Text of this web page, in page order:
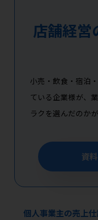
店舗経営
小売・飲食・宿泊
ている企業様が、
ラクを選んだのか
資
個人事業主の売上